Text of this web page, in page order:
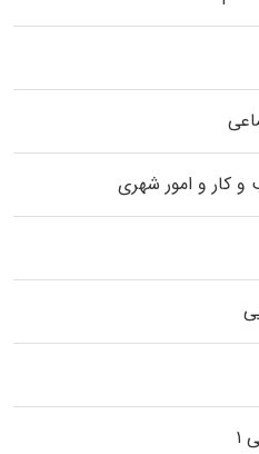
کار و امور شهری